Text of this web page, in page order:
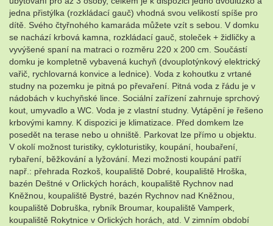
jedna přistýlka (rozkládací gauč) vhodná svou velikostí spíše pro
dítě. Svého čtyřnohého kamaráda můžete vzít s sebou. V domku
se nachází krbová kamna, rozkládací gauč, stoleček + židličky a
vyvýšené spaní na matraci o rozměru 220 x 200 cm. Součástí
domku je kompletně vybavená kuchyň (dvouplotýnkový elektrický
vařič, rychlovarná konvice a lednice). Voda z kohoutku z vrtané
studny na pozemku je pitná po převaření. Pitná voda z řádu je v
nádobách v kuchyňské lince. Sociální zařízení zahrnuje sprchový
kout, umyvadlo a WC. Voda je z vlastní studny. Vytápění je řešeno
krbovými kamny. K dispozici je klimatizace. Před domkem lze
posedět na terase nebo u ohniště. Parkovat lze přímo u objektu.
V okolí možnost turistiky, cykloturistiky, koupání, houbaření,
rybaření, běžkování a lyžování. Mezi možnosti koupání patří
např.: přehrada Rozkoš, koupaliště Dobré, koupaliště Hroška,
bazén Deštné v Orlických horách, koupaliště Rychnov nad
Kněžnou, koupaliště Bystré, bazén Rychnov nad Kněžnou,
koupaliště Dobruška, rybník Broumar, koupaliště Vamperk,
koupaliště Rokytnice v Orlických horách, atd. V zimním období